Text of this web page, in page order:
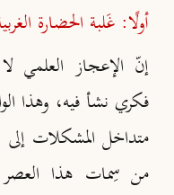
أولًا: غَلبة الحضارة
إنّ الإعجاز العلمي
فكري نشأ فيه، وهذا
متداخل المشكلات
من سِمات هذا العصر